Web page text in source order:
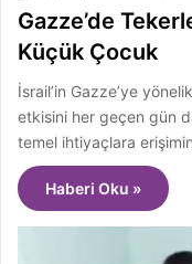
Gazze’de
Küçük Çocuk
İsrail’in Gazze’ye
etkisini her geçen gün
temel ihtiyaçlara erişimin
Haberi Oku »